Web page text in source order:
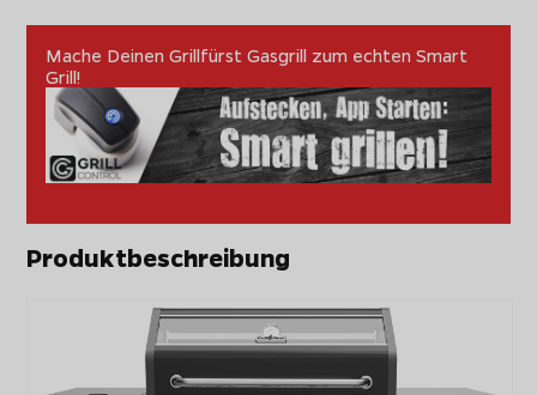
Mache Deinen Grillfürst Gasgrill zum echten Smart
Grill!
Produktbeschreibung